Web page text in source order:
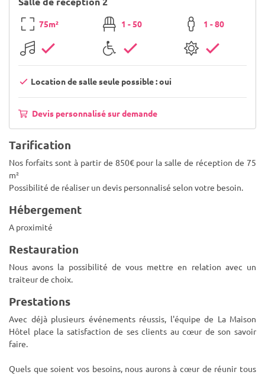
75m² 1 - 50 1 - 80
Location de salle seule possible : oui
Devis personnalisé sur demande
Tarification
Nos forfaits sont à partir de 850€ pour la salle de réception de 75
m²
Possibilité de réaliser un devis personnalisé selon votre besoin.
Hébergement
A proximité
Restauration
Nous avons la possibilité de vous mettre en relation avec un
traiteur de choix.
Prestations
Avec déjà plusieurs événements réussis, l'équipe de La Maison
Hôtel place la satisfaction de ses clients au cœur de son savoir
faire.
Quels que soient vos besoins, nous aurons à cœur de réunir tous